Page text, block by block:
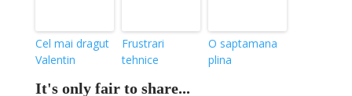
Cel mai dragut
Valentin
Frustrari
tehnice
O saptamana
plina
It's only fair to share...